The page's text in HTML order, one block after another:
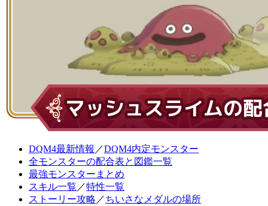
DQM4最新情報 ／DQM4内定モンスター
全モンスターの配合表と図鑑一覧
最強モンスターまとめ
スキル一覧 ／特性一覧
ストーリー攻略 ／ちいさなメダルの場所